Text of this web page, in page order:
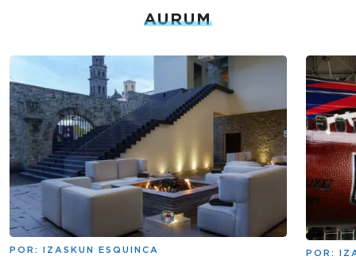
AURUM
POR: IZASKUN ESQUINCA POR: